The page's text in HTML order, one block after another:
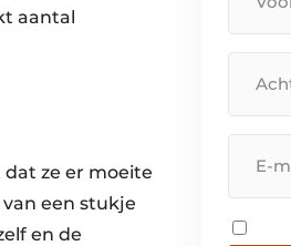
aantal
ze er moeite
een stukje
en de